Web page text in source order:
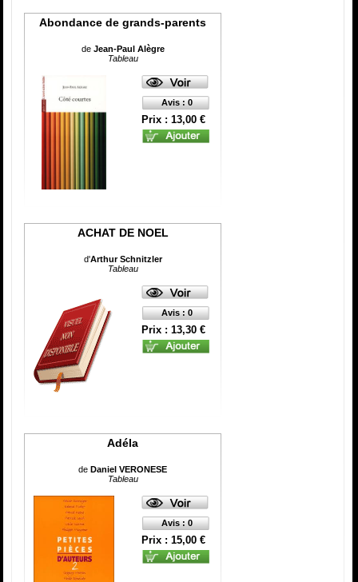
Abondance de grands-parents
de Jean-Paul Alègre
Tableau
Avis : 0
Prix : 13,00 €
ACHAT DE NOEL
d'Arthur Schnitzler
Tableau
Avis : 0
Prix : 13,30 €
Adéla
deDaniel VERONESE
Tableau
Avis : 0
Prix : 15,00 €